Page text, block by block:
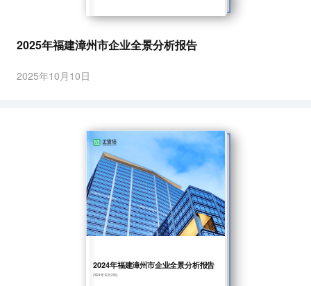
2025年福建漳州市企业全景分析报告
2025年10月10日
2024年福建漳州市企业全景分析报告
2024年12月25日